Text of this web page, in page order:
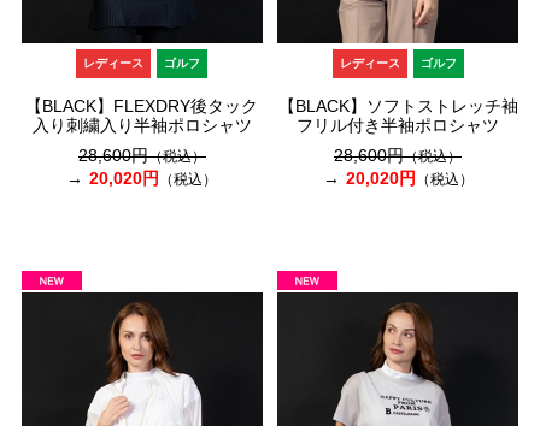
レディース ゴルフ
【BLACK】FLEXDRY後タック
入り刺繍入り半袖ポロシャツ
28,600円（税込）
20,020円 （税込）
レディース ゴルフ
【BLACK】ソフトストレッチ袖
フリル付き半袖ポロシャツ
28,600円（税込）
20,020円 （税込）